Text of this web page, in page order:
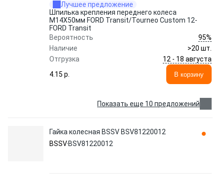
Лучшее предложение
Шпилька крепления переднего колеса
M14X50мм FORD Transit/Tourneo Сustom 12-
FORD Transit
Вероятность
95%
Наличие
>20 шт.
Отгрузка
12 - 18 августа
4.15 p.
В корзину
Показать еще 10 предложений
Гайка колесная BSSV BSV81220012
BSSV BSV81220012